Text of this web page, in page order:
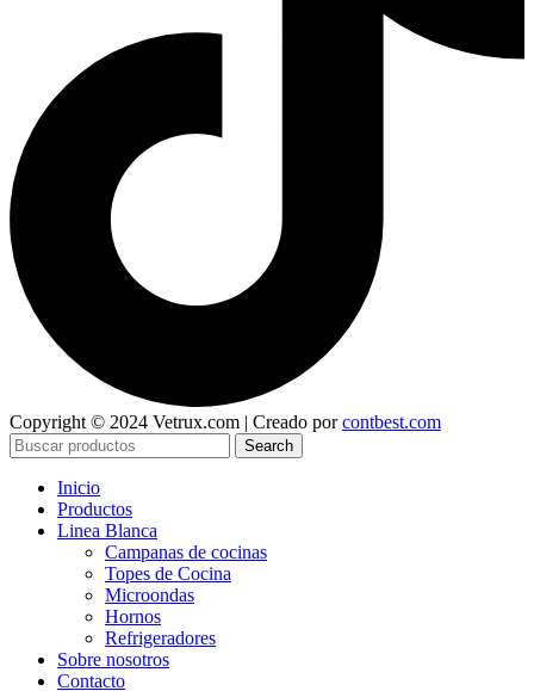
Copyright © 2024 Vetrux.com | Creado porcontbest.com
Search
Inicio
Productos
Linea Blanca
Campanas de cocinas
Topes de Cocina
Microondas
Hornos
Refrigeradores
Sobre nosotros
Contacto